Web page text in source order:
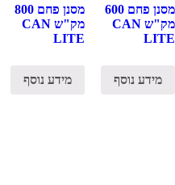
מסנן פחם 600
מק"ש CAN
LITE
מידע נוסף
מסנן פחם 800
מק"ש CAN
LITE
מידע נוסף